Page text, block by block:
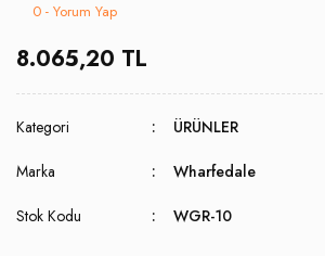
0 - Yorum Yap
8.065,20 TL
Kategori ÜRÜNLER
Marka Wharfedale
Stok Kodu WGR-10